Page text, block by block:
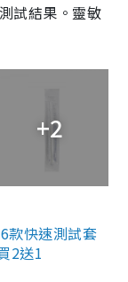
試結果。靈敏
+2
款快速測試套
2送1